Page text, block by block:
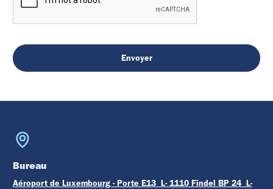
Bureau
Aéroport de Luxembourg - Porte E13 L- 1110 Findel BP 24 L-